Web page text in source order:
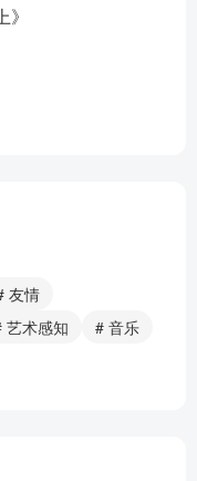
友情
艺术感知
# 音乐